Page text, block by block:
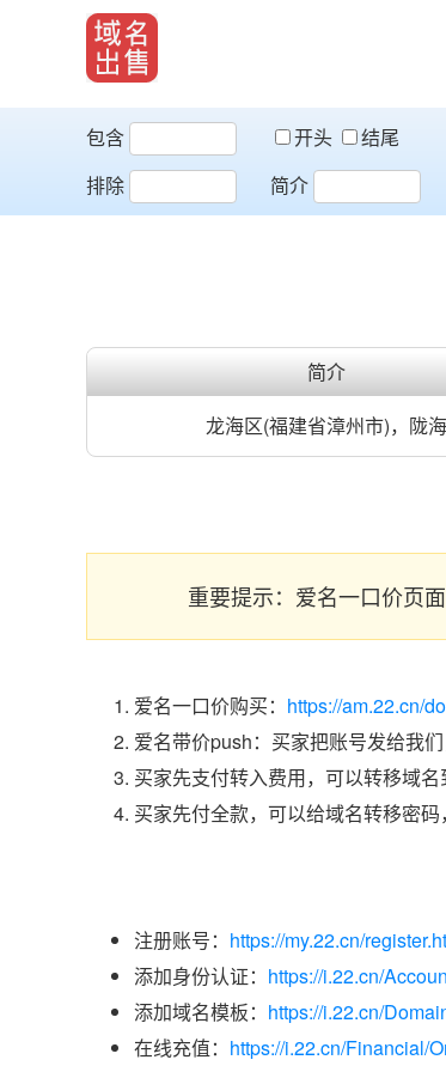
包含 开头
结尾
排除
简介
简介
龙海区(福建省漳州市)，陇海
重要提示：爱名一口价页面
爱名一口价购买： https://am.22.cn/
爱名带价push：买家把账号发给我
买家先支付转入费用，可以转移域
买家先付全款，可以给域名转移密码
注册账号： https://my.22.cn/
添加身份认证： https://i.22.cn/
添加域名模板： https://i.22.cn/
在线充值： https://i.22.cn/Financial/